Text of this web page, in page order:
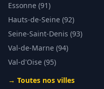
Essonne (91)
Hauts-de-Seine (92)
Seine-Saint-Denis (93)
Val-de-Marne (94)
Val-d'Oise (95)
→ Toutes nos villes